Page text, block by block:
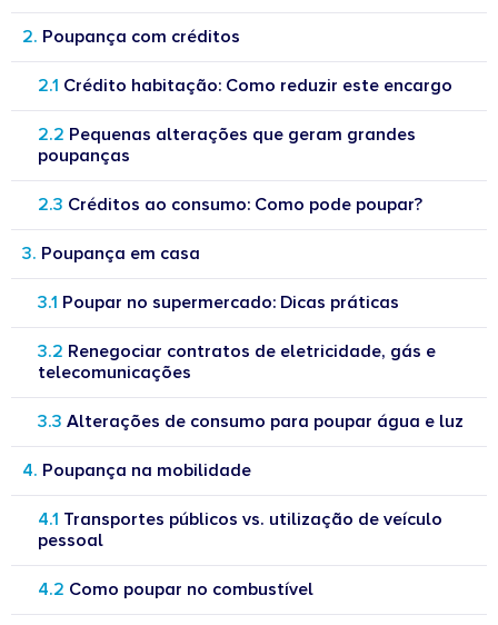
Poupança com créditos
Crédito habitação: Como reduzir este encargo
Pequenas alterações que geram grandes
poupanças
Créditos ao consumo: Como pode poupar?
Poupança em casa
Poupar no supermercado: Dicas práticas
Renegociar contratos de eletricidade, gás e
telecomunicações
Alterações de consumo para poupar água e luz
Poupança na mobilidade
Transportes públicos vs. utilização de veículo
pessoal
Como poupar no combustível